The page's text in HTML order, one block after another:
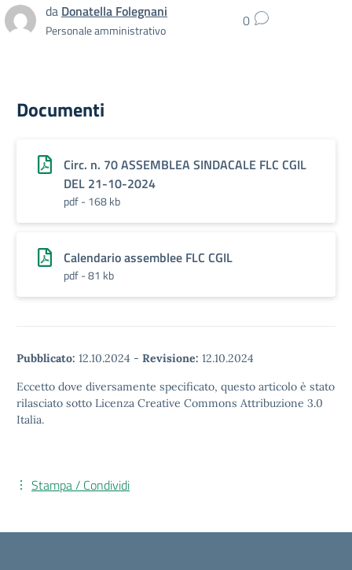
da Donatella Folegnani
Personale amministrativo 0
Documenti
Circ. n. 70 ASSEMBLEA SINDACALE FLC CGIL
DEL 21-10-2024
pdf - 168 kb
Calendario assemblee FLC CGIL
pdf - 81 kb
Pubblicato: 12.10.2024 - Revisione: 12.10.2024
Eccetto dove diversamente specificato, questo articolo è stato
rilasciato sotto Licenza Creative Commons Attribuzione 3.0
Italia.
Stampa / Condividi